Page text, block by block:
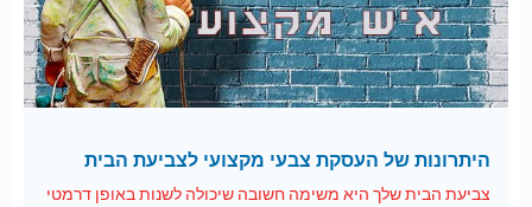
היתרונות של העסקת צבעי מקצועי לצביעת הבית
צביעת הבית שלך היא משימה חשובה שיכולה לשנות באופן דרמטי